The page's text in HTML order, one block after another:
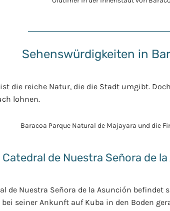
Sehenswürdigkeiten in
die reiche Natur, die die Stadt umgibt.
lohnen.
Catedral de Nuestra Señora de
de Nuestra Señora de la Asunción
seiner Ankunft auf Kuba in den Boden